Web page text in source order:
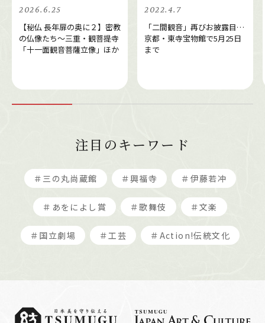
2026.6.25
【秘仏 長年扉の奥に２】密教
の仏像たち～三重・観菩提寺
「十一面観音菩薩立像」ほか
2022.4.7
「二間観音」再びお披露目…
京都・東寺宝物館で5月25日
まで
注目のキーワード
＃三の丸尚蔵館 ＃興福寺 ＃伊藤若冲
＃あをによし賞 ＃歌舞伎 ＃文楽
＃国立劇場 ＃工芸 ＃Action!伝統文化